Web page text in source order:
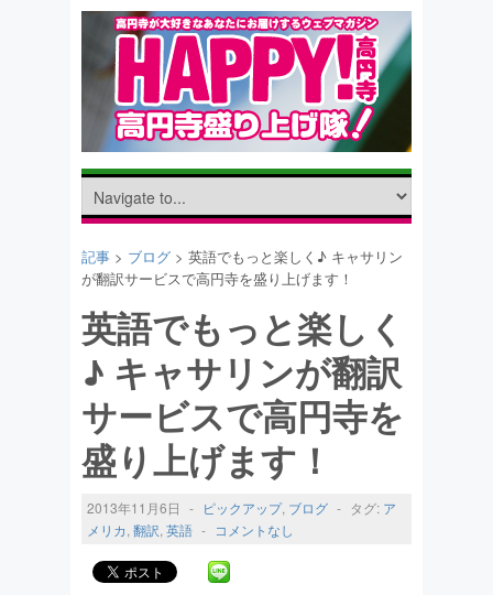
記事 > ブログ > 英語でもっと楽しく♪ キャサリン
が翻訳サービスで高円寺を盛り上げます！
英語でもっと楽しく
♪ キャサリンが翻訳
サービスで高円寺を
盛り上げます！
2013年11月6日 - ピックアップ, ブログ - タグ: ア
メリカ, 翻訳, 英語 - コメントなし